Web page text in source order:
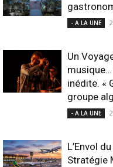
- A LA UNE
Un
inédite. «
groupe
- A LA UNE
L’Envol
Stratégie